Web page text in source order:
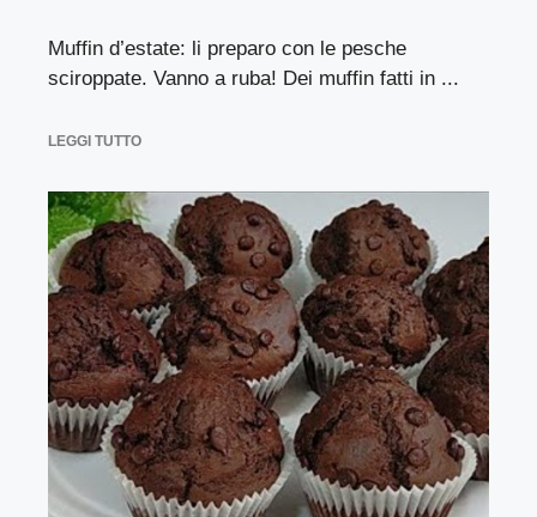
Muffin d’estate: li preparo con le pesche
sciroppate. Vanno a ruba! Dei muffin fatti in ...
LEGGI TUTTO